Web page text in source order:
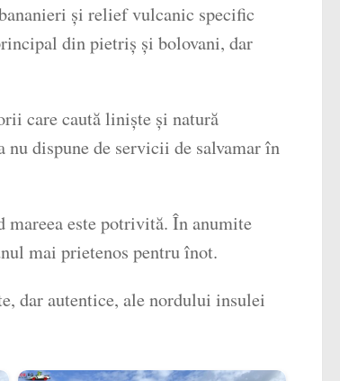
și relief vulcanic specific
din pietriș și bolovani, dar
care caută liniște și natură
nu dispune de servicii de salvamar în
este potrivită. În anumite
mai prietenos pentru înot.
dar autentice, ale nordului insulei